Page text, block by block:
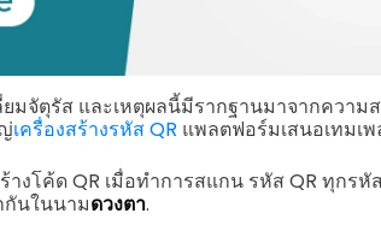
มจัตุรัส และเหตุผลนี้มีรากฐานมาจากความ
เครื่องสร้างรหัส QR แพลตฟอร์มเสนอเทมเ
งโค้ด QR เมื่อทำการสแกน รหัส QR ทุกรหั
นในนามดวงตา.